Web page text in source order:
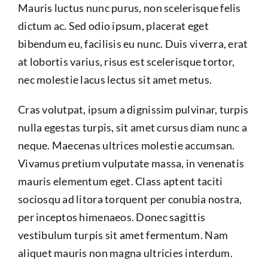
Mauris luctus nunc purus, non scelerisque felis
dictum ac. Sed odio ipsum, placerat eget
bibendum eu, facilisis eu nunc. Duis viverra, erat
at lobortis varius, risus est scelerisque tortor,
nec molestie lacus lectus sit amet metus.
Cras volutpat, ipsum a dignissim pulvinar, turpis
nulla egestas turpis, sit amet cursus diam nunc a
neque. Maecenas ultrices molestie accumsan.
Vivamus pretium vulputate massa, in venenatis
mauris elementum eget. Class aptent taciti
sociosqu ad litora torquent per conubia nostra,
per inceptos himenaeos. Donec sagittis
vestibulum turpis sit amet fermentum. Nam
aliquet mauris non magna ultricies interdum.